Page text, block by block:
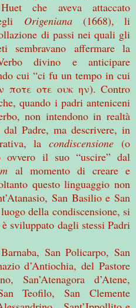
che aveva attaccato
Origeniana(1668), li
di passi nei quali gli
sembravano affermare la
divino e anticipare
cui “ci fu un tempo in cui
ποτε οτε ουκ ην). Contro
quando i padri anteniceni
non intendono in realtà
Padre, ma descrivere, in
la condiscensione (o
ovvero il suo “uscire” dal
al momento di creare e
questo linguaggio non
San Basilio e San
della condiscensione, si
sviluppato dagli stessi Padri
San Policarpo, San
d’Antiochia, del Pastore
d’Atene,
Teofilo, San Clemente